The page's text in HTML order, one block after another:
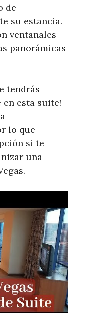
de
su estancia.
ventanales
panorámicas
tendrás
en esta suite!
lo que
si te
una